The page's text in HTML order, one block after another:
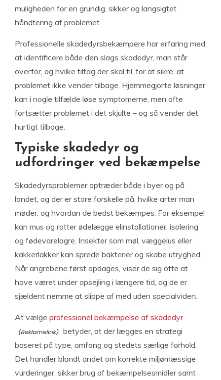
muligheden for en grundig, sikker og langsigtet
håndtering af problemet.
Professionelle skadedyrsbekæmpere har erfaring med
at identificere både den slags skadedyr, man står
overfor, og hvilke tiltag der skal til, for at sikre, at
problemet ikke vender tilbage. Hjemmegjorte løsninger
kan i nogle tilfælde løse symptomerne, men ofte
fortsætter problemet i det skjulte – og så vender det
hurtigt tilbage.
Typiske skadedyr og
udfordringer ved bekæmpelse
Skadedyrsproblemer optræder både i byer og på
landet, og der er store forskelle på, hvilke arter man
møder, og hvordan de bedst bekæmpes. For eksempel
kan mus og rotter ødelægge elinstallationer, isolering
og fødevarelagre. Insekter som møl, væggelus eller
kakkerlakker kan sprede bakterier og skabe utryghed.
Når angrebene først opdages, viser de sig ofte at
have været under opsejling i længere tid, og de er
sjældent nemme at slippe af med uden specialviden.
At vælge professionel bekæmpelse af skadedyr
betyder, at der lægges en strategi
baseret på type, omfang og stedets særlige forhold.
Det handler blandt andet om korrekte miljømæssige
vurderinger, sikker brug af bekæmpelsesmidler samt